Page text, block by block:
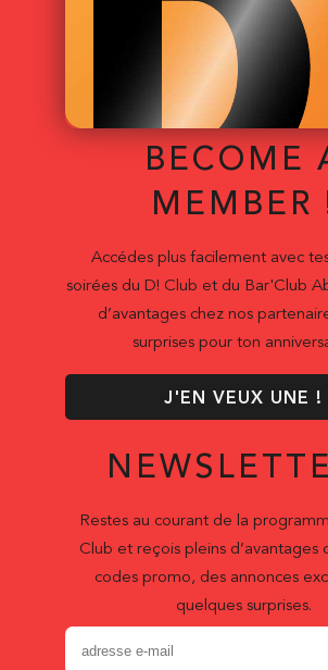
BECOME
MEMBER
Accédes plus facilement avec
soirées du D! Club et du Bar'Club
d’avantages chez nos
surprises pour ton
J'EN VEUX UNE !
Restes au courant de la
Club et reçois pleins d’avantages
codes promo, des annonces
quelques surprises.